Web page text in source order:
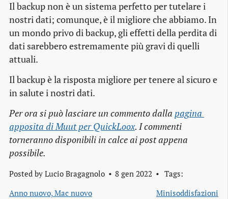
Il backup non è un sistema perfetto per tutelare i
nostri dati; comunque, è il migliore che abbiamo. In
un mondo privo di backup, gli effetti della perdita di
dati sarebbero estremamente più gravi di quelli
attuali.
Il backup è la risposta migliore per tenere al sicuro e
in salute i nostri dati.
Per ora si può lasciare un commento dalla pagina
apposita di Muut per QuickLoox. I commenti
torneranno disponibili in calce ai post appena
possibile.
Posted by Lucio Bragagnolo 8 gen 2022
Tags:
Anno nuovo, Mac nuovo
Minisoddisfazioni